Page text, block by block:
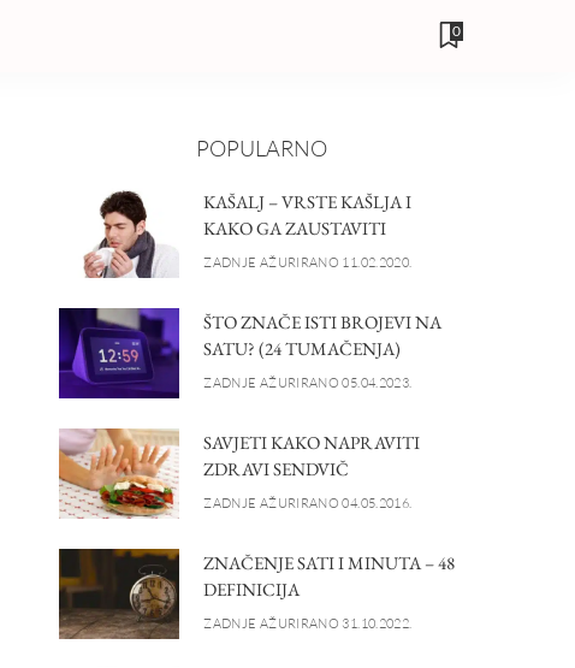
0
POPULARNO
KAŠALJ – VRSTE KAŠLJA I
KAKO GA ZAUSTAVITI
ZADNJE AŽURIRANO 11.02.2020.
ŠTO ZNAČE ISTI BROJEVI NA
SATU? (24 TUMAČENJA)
ZADNJE AŽURIRANO 05.04.2023.
SAVJETI KAKO NAPRAVITI
ZDRAVI SENDVIČ
ZADNJE AŽURIRANO 04.05.2016.
ZNAČENJE SATI I MINUTA – 48
DEFINICIJA
ZADNJE AŽURIRANO 31.10.2022.